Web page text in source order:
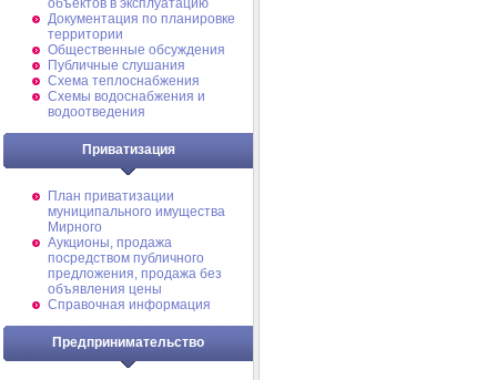
объектов в эксплуатацию
Документация по планировке
территории
Общественные обсуждения
Публичные слушания
Схема теплоснабжения
Схемы водоснабжения и
водоотведения
Приватизация
План приватизации
муниципального имущества
Мирного
Аукционы, продажа
посредством публичного
предложения, продажа без
объявления цены
Справочная информация
Предпринимательство